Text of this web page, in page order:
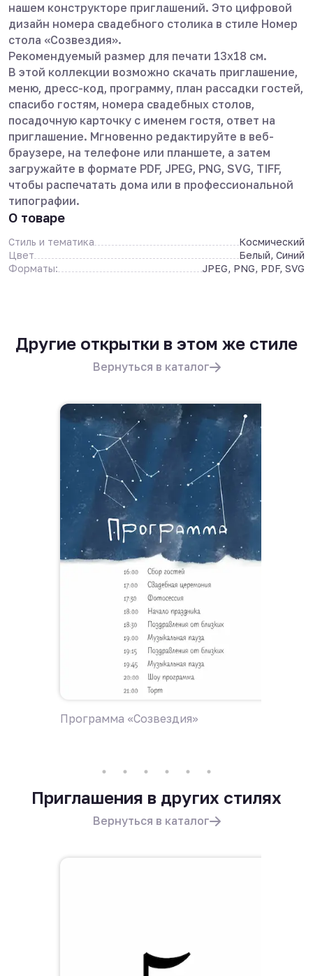
нашем конструкторе приглашений. Это цифровой
дизайн номера свадебного столика в стиле Номер
стола «Созвездия».
Рекомендуемый размер для печати 13х18 см.
В этой коллекции возможно скачать приглашение,
меню, дресс-код, программу, план рассадки гостей,
спасибо гостям, номера свадебных столов,
посадочную карточку с именем гостя, ответ на
приглашение. Мгновенно редактируйте в веб-
браузере, на телефоне или планшете, а затем
загружайте в формате PDF, JPEG, PNG, SVG, TIFF,
чтобы распечатать дома или в профессиональной
типографии.
О товаре
Стиль и тематика
Космический
Цвет
Белый, Синий
Форматы:
JPEG, PNG, PDF, SVG
Другие открытки в этом же стиле
Вернуться в каталог
Программа «Созвездия»
Приглашения в других стилях
Вернуться в каталог